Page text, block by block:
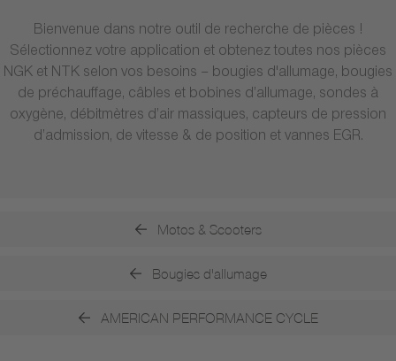
Bienvenue dans notre outil de recherche de pièces !
Sélectionnez votre application et obtenez toutes nos pièces
NGK et NTK selon vos besoins – bougies d'allumage, bougies
de préchauffage, câbles et bobines d’allumage, sondes à
oxygène, débitmètres d’air massiques, capteurs de pression
d’admission, de vitesse & de position et vannes EGR.
Motos & Scooters
Bougies d'allumage
AMERICAN PERFORMANCE CYCLE